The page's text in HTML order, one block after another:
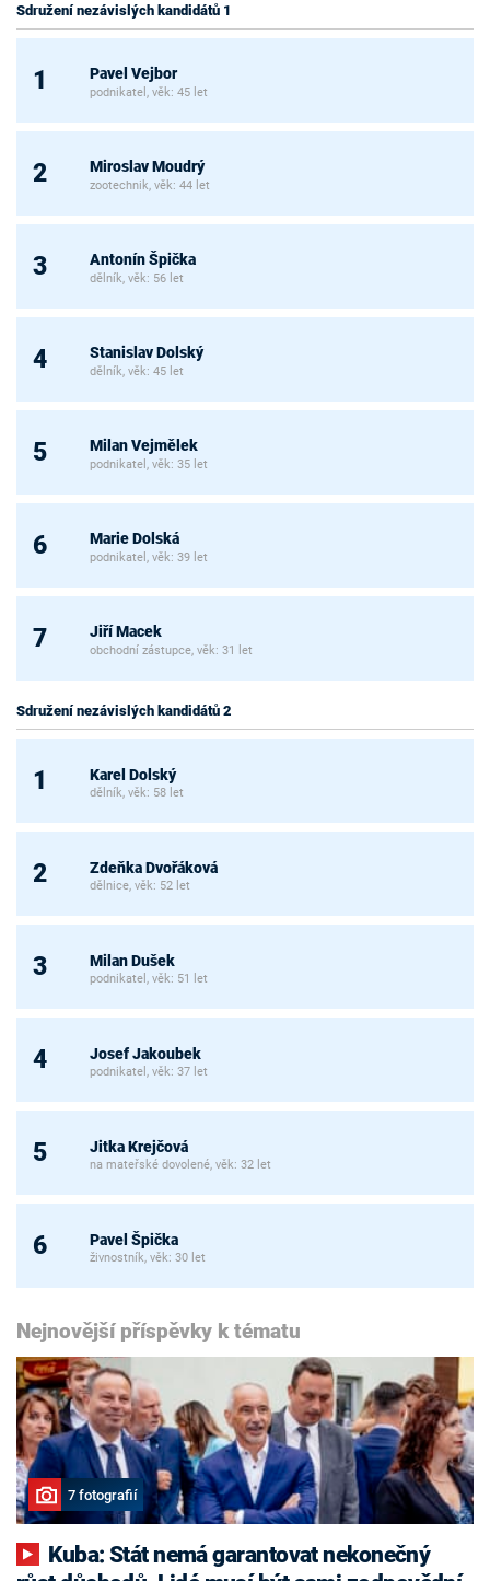
Sdružení nezávislých kandidátů 1
1 Pavel Vejbor
podnikatel, věk: 45 let
2 Miroslav Moudrý
zootechnik, věk: 44 let
3 Antonín Špička
dělník, věk: 56 let
4 Stanislav Dolský
dělník, věk: 45 let
5 Milan Vejmělek
podnikatel, věk: 35 let
6 Marie Dolská
podnikatel, věk: 39 let
7 Jiří Macek
obchodní zástupce, věk: 31 let
Sdružení nezávislých kandidátů 2
1 Karel Dolský
dělník, věk: 58 let
2 Zdeňka Dvořáková
dělnice, věk: 52 let
3 Milan Dušek
podnikatel, věk: 51 let
4 Josef Jakoubek
podnikatel, věk: 37 let
5 Jitka Krejčová
na mateřské dovolené, věk: 32 let
6 Pavel Špička
živnostník, věk: 30 let
Nejnovější příspěvky k tématu
7 fotografií